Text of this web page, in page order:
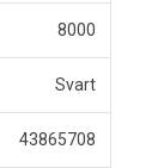
8000
Svart
43865708